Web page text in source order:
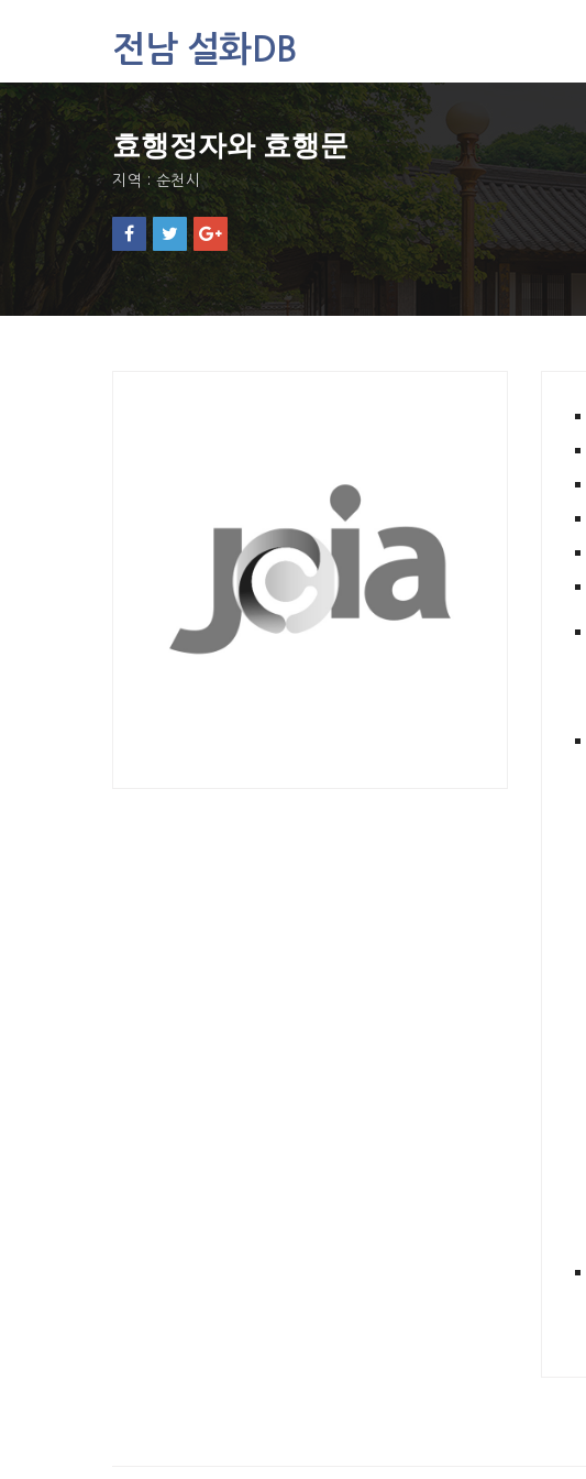
설화DB
통합검색
가나다색인
지역별
전남 설화DB
효행정자와 효행문
지역 : 순천시